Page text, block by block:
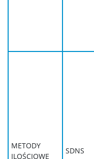
METODY
ILOŚCIOWE
SDNS